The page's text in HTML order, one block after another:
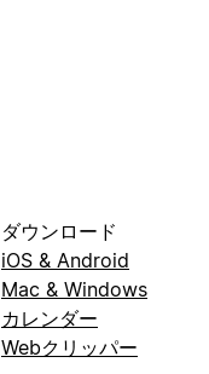
ダウンロード
iOS & Android
Mac & Windows
カレンダー
Webクリッパー